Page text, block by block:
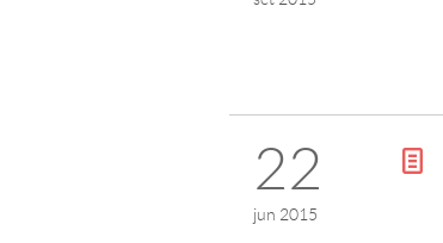
22
jun 2015
g